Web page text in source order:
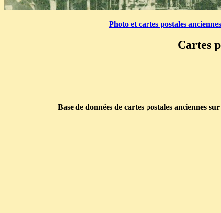
Photo et cartes postales
Cartes
Base de données de cartes postales anciennes